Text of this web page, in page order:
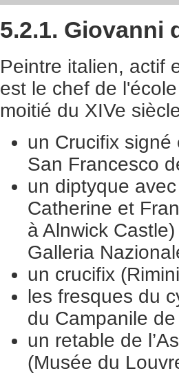
5.2.1. Giovanni
Peintre italien, actif
est le chef de
moitié du XIVe
un Crucifix
San Francesco
un diptyque
Catherine et
à Alnwick
Galleria
un crucifix
les fresques du
du Campanile
un retable de
(Musée du